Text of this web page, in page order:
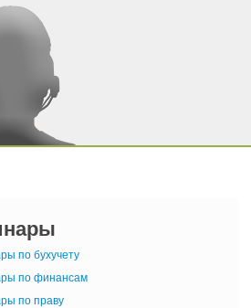
по бухучету
по финансам
по праву